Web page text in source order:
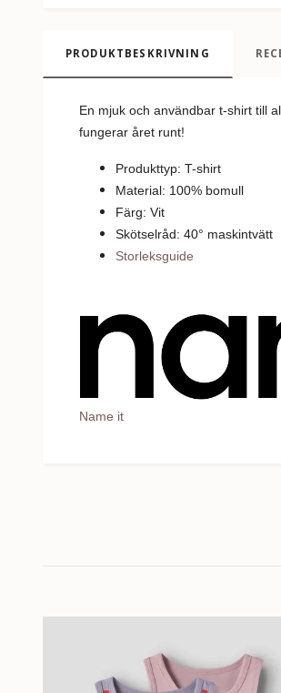
PRODUKTBESKRIVNING
En mjuk och användbar t-shirt till
fungerar året runt!
Produkttyp: T-shirt
Material: 100% bomull
Färg: Vit
Skötselråd: 40° maskintvätt
Storleksguide
Name it